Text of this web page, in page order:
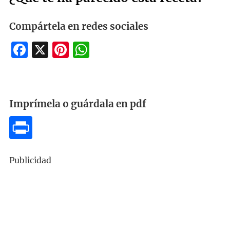
Compártela en redes sociales
Facebook
X Pinterest
WhatsApp
Imprímela o guárdala en pdf
Publicidad